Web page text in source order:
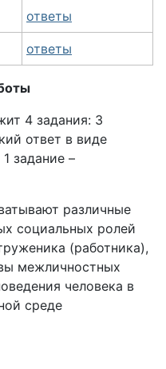
ответы
ответы
4 задания: 3
ответ в виде
задание –
различные
социальных ролей
(работника),
межличностных
человека в
среде